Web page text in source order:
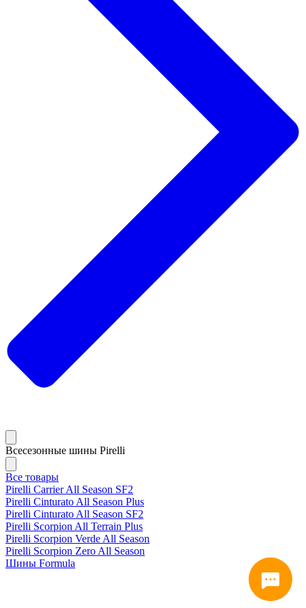
Всесезонные шины Pirelli
Все товары
Pirelli Carrier All Season SF2
Pirelli Cinturato All Season Plus
Pirelli Cinturato All Season SF2
Pirelli Scorpion All Terrain Plus
Pirelli Scorpion Verde All Season
Pirelli Scorpion Zero All Season
Шины Formula